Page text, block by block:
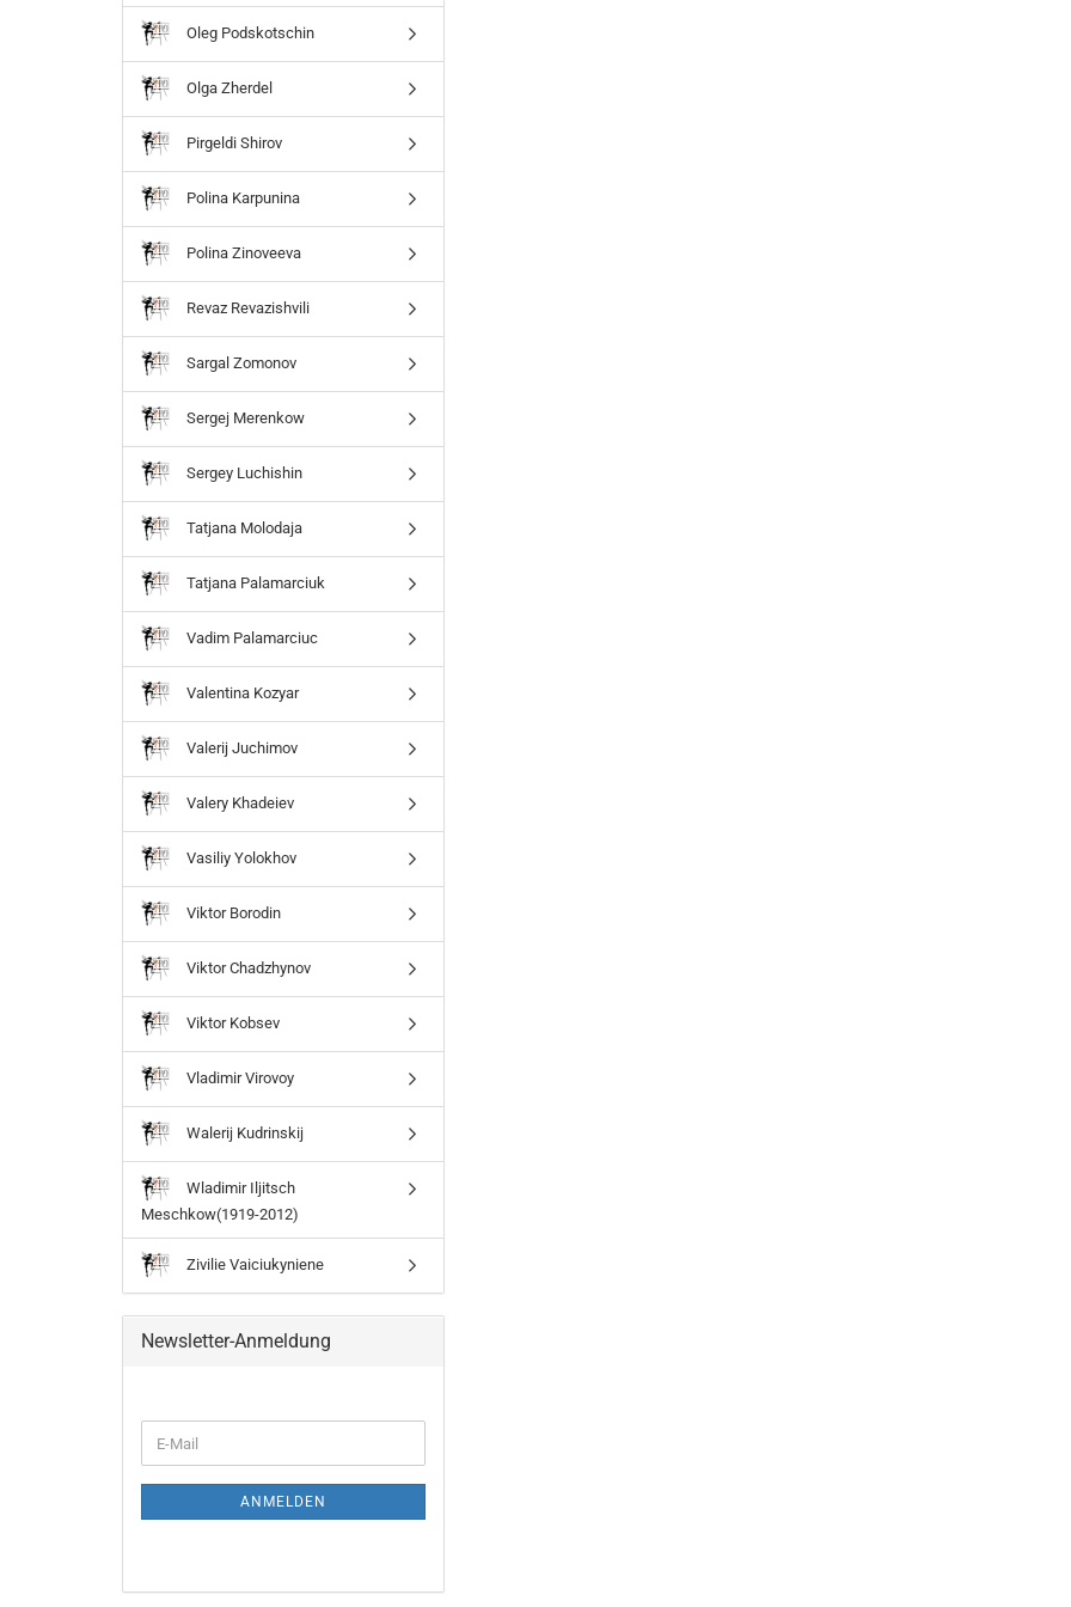
Oleg Podskotschin
Olga Zherdel
Pirgeldi Shirov
Polina Karpunina
Polina Zinoveeva
Revaz Revazishvili
Sargal Zomonov
Sergej Merenkow
Sergey Luchishin
Tatjana Molodaja
Tatjana Palamarciuk
Vadim Palamarciuc
Valentina Kozyar
Valerij Juchimov
Valery Khadeiev
Vasiliy Yolokhov
Viktor Borodin
Viktor Chadzhynov
Viktor Kobsev
Vladimir Virovoy
Walerij Kudrinskij
Wladimir Iljitsch
Meschkow(1919-2012)
Zivilie Vaiciukyniene
Newsletter-Anmeldung
ZUR
E-
Mail
ANMELDEN